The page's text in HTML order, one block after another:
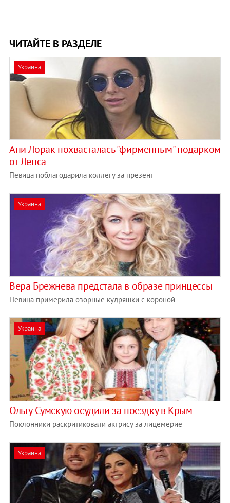
ЧИТАЙТЕ В РАЗДЕЛЕ
Украина
Ани Лорак похвасталась "фирменным" подарком
от Лепса
Певица поблагодарила коллегу за презент
Украина
Вера Брежнева предстала в образе принцессы
Певица примерила озорные кудряшки с короной
Украина
Ольгу Сумскую осудили за поездку в Крым
Поклонники раскритиковали актрису за лицемерие
Украина